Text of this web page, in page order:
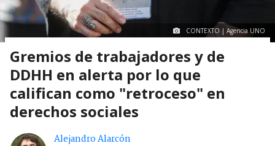
CONTEXTO | Agencia UNO
Gremios de trabajadores y de
DDHH en alerta por lo que
califican como "retroceso" en
derechos sociales
Alejandro Alarcón